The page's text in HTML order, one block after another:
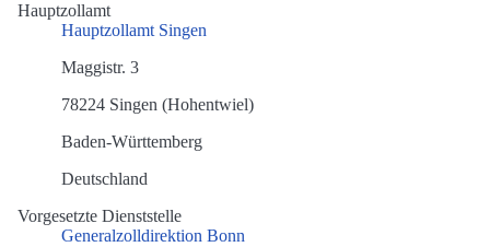
Hauptzollamt
Hauptzollamt Singen
Maggistr. 3
78224 Singen (Hohentwiel)
Baden-Württemberg
Deutschland
Vorgesetzte Dienststelle
Generalzolldirektion Bonn